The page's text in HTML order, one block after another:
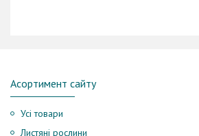
Асортимент сайту
Усі товари
Листяні рослини